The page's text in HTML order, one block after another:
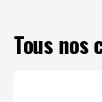
Tous nos